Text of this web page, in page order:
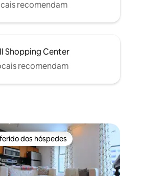
recomendam
Shopping Center
recomendam
melhores preferidos dos hóspedes
dos hóspedes